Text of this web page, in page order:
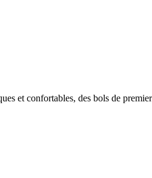
et confortables, des bols de